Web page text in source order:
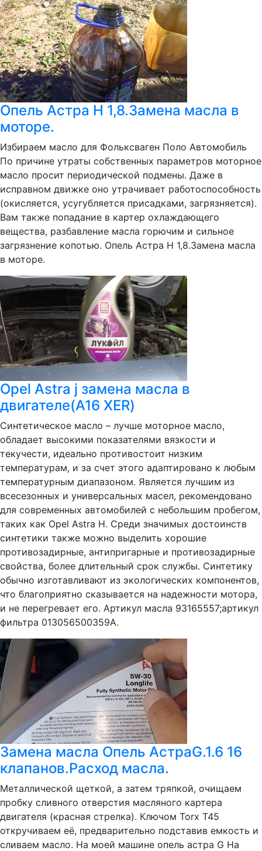
Опель Астра Н 1,8.Замена масла в
моторе.
Избираем масло для Фольксваген Поло Автомобиль
По причине утраты собственных параметров моторное
масло просит периодической подмены. Даже в
исправном движке оно утрачивает работоспособность
(окисляется, усугубляется присадками, загрязняется).
Вам также попадание в картер охлаждающего
вещества, разбавление масла горючим и сильное
загрязнение копотью. Опель Астра Н 1,8.Замена масла
в моторе.
Opel Astra j замена масла в
двигателе(A16 XER)
Синтетическое масло – лучше моторное масло,
обладает высокими показателями вязкости и
текучести, идеально противостоит низким
температурам, и за счет этого адаптировано к любым
температурным диапазоном. Является лучшим из
всесезонных и универсальных масел, рекомендовано
для современных автомобилей с небольшим пробегом,
таких как Opel Astra H. Среди значимых достоинств
синтетики также можно выделить хорошие
противозадирные, антипригарные и противозадирные
свойства, более длительный срок службы. Синтетику
обычно изготавливают из экологических компонентов,
что благоприятно сказывается на надежности мотора,
и не перегревает его. Артикул масла 93165557;артикул
фильтра 013056500359A.
Замена масла Опель АстраG.1.6 16
клапанов.Расход масла.
Металлической щеткой, а затем тряпкой, очищаем
пробку сливного отверстия масляного картера
двигателя (красная стрелка). Ключом Torx T45
откручиваем её, предварительно подставив емкость и
сливаем масло. На моей машине опель астра G На